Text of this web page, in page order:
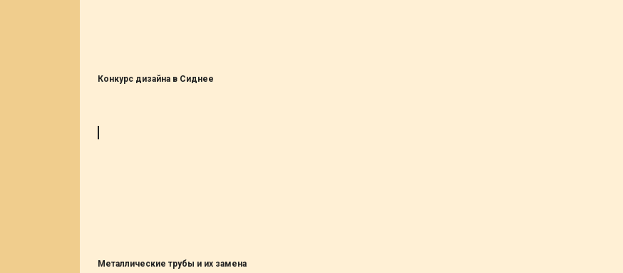
Конкурс дизайна в Сиднее
Металлические трубы и их замена